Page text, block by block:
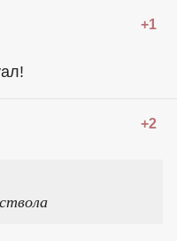
+1
+2